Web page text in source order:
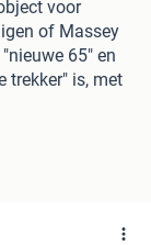
voor
of Massey
65" en
trekker" is, met
ook mijn